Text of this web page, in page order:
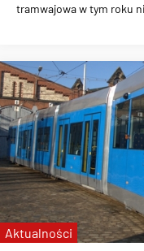
tramwajowa w tym roku
Aktualności